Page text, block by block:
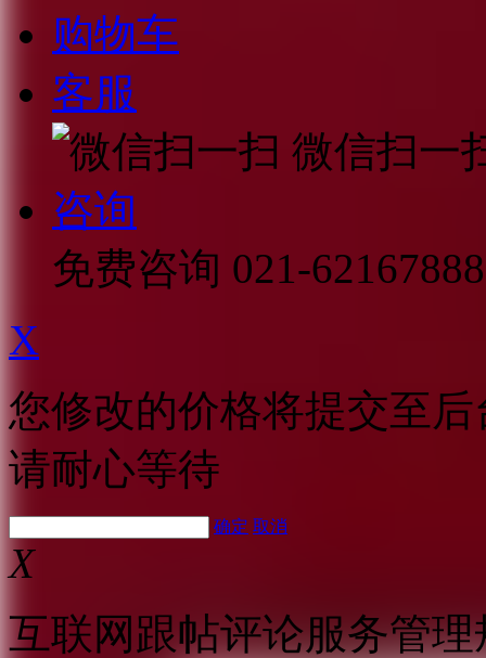
购物车
客服
微信扫一
咨询
免费咨询 021-62167888
X
您修改的价格将提交至
请耐心等待
确定 取消
X
互联网跟帖评论服务管理